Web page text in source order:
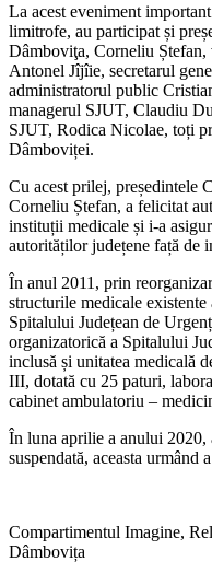
La acest eveniment
limitrofe, au participat și
Dâmboviţa, Corneliu
Antonel Jîjîie, secretarul
administratorul public
managerul SJUT, Claudiu
SJUT, Rodica Nicolae, toți
Dâmboviței.
Cu acest prilej, președintele
Corneliu Ștefan, a felicitat
instituții medicale și i-a
autorităților județene față de
În anul 2011, prin
structurile medicale
Spitalului Județean de
organizatorică a Spitalului
inclusă și unitatea medicală
III, dotată cu 25 paturi,
cabinet ambulatoriu –
În luna aprilie a anului 2020,
suspendată, aceasta urmând
Compartimentul Imagine,
Dâmbovița